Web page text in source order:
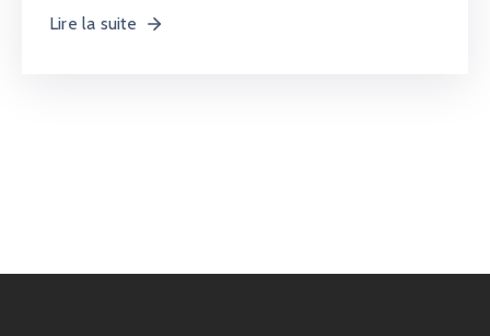
Lire la suite